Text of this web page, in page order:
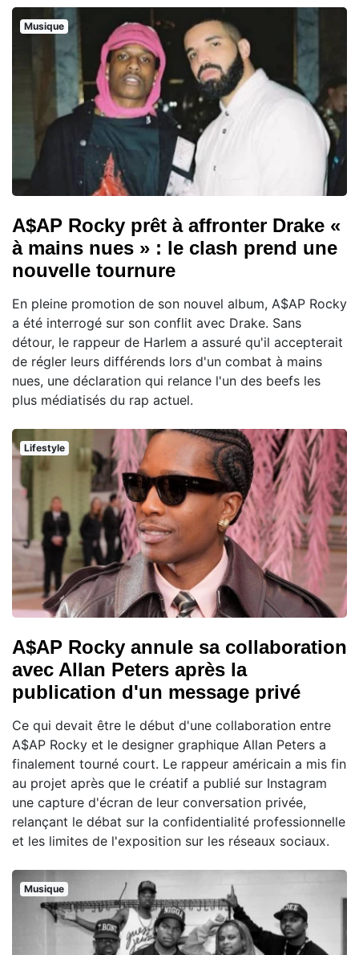
Musique
A$AP Rocky prêt à affronter Drake «
à mains nues » : le clash prend une
nouvelle tournure
En pleine promotion de son nouvel album, A$AP Rocky
a été interrogé sur son conflit avec Drake. Sans
détour, le rappeur de Harlem a assuré qu'il accepterait
de régler leurs différends lors d'un combat à mains
nues, une déclaration qui relance l'un des beefs les
plus médiatisés du rap actuel.
Lifestyle
A$AP Rocky annule sa collaboration
avec Allan Peters après la
publication d'un message privé
Ce qui devait être le début d'une collaboration entre
A$AP Rocky et le designer graphique Allan Peters a
finalement tourné court. Le rappeur américain a mis fin
au projet après que le créatif a publié sur Instagram
une capture d'écran de leur conversation privée,
relançant le débat sur la confidentialité professionnelle
et les limites de l'exposition sur les réseaux sociaux.
Musique